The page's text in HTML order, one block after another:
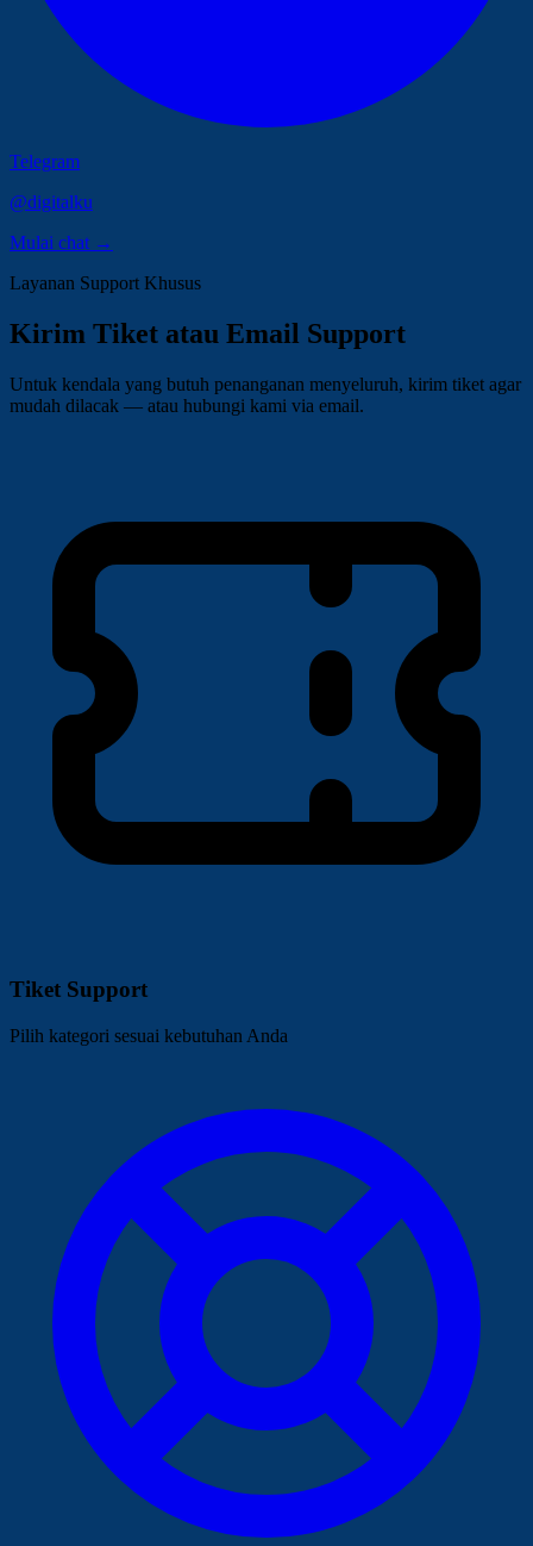
Telegram
@digitalku
Mulai chat →
Layanan Support Khusus
Kirim Tiket atau Email Support
Untuk kendala yang butuh penanganan menyeluruh, kirim tiket agar
mudah dilacak — atau hubungi kami via email.
Tiket Support
Pilih kategori sesuai kebutuhan Anda